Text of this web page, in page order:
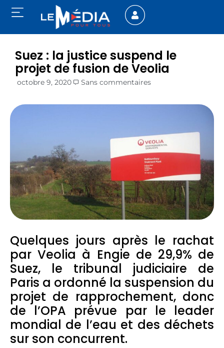
Suez : la justice suspend le
projet de fusion de Veolia
octobre 9, 2020 Sans commentaires
Quelques jours après le rachat
par Veolia à Engie de 29,9% de
Suez, le tribunal judiciaire de
Paris a ordonné la suspension du
projet de rapprochement, donc
de l’OPA prévue par le leader
mondial de l’eau et des déchets
sur son concurrent.